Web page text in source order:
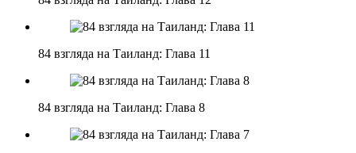
84 взгляда на Таиланд: Глава 11
84 взгляда на Таиланд: Глава 8